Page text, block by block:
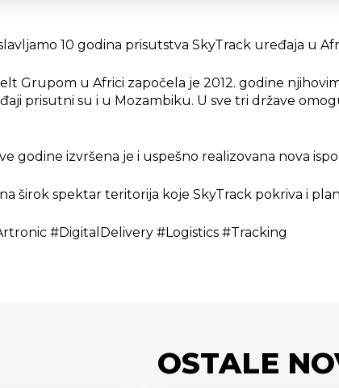
10 godina prisutstva SkyTrack uređaja u
Grupom u Africi započela je 2012. godine
prisutni su i u Mozambiku. U sve tri države
godine izvršena je i uspešno realizovana nova
širok spektar teritorija koje SkyTrack pokriva i
#DigitalDelivery #Logistics #Tracking
OSTALE